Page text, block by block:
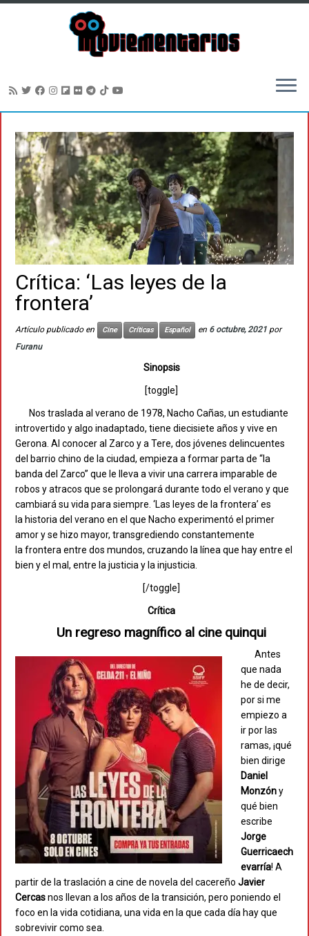
contenido
Crítica: ‘Las leyes de la
frontera’
Artículo publicado en Cine Críticas Español en 6 octubre, 2021 por
Furanu
Sinopsis
[toggle]
Nos traslada al verano de 1978, Nacho Cañas, un estudiante
introvertido y algo inadaptado, tiene diecisiete años y vive en
Gerona. Al conocer al Zarco y a Tere, dos jóvenes delincuentes
del barrio chino de la ciudad, empieza a formar parta de “la
banda del Zarco” que le lleva a vivir una carrera imparable de
robos y atracos que se prolongará durante todo el verano y que
cambiará su vida para siempre. ‘Las leyes de la frontera’ es
la historia del verano en el que Nacho experimentó el primer
amor y se hizo mayor, transgrediendo constantemente
la frontera entre dos mundos, cruzando la línea que hay entre el
bien y el mal, entre la justicia y la injusticia.
[/toggle]
Crítica
Un regreso magnífico al cine quinqui
Antes
que nada
he de decir,
por si me
empiezo a
ir por las
ramas, ¡qué
bien dirige
Daniel
Monzóny
qué bien
escribe
Jorge
Guerricaech
evarría! A
partir de la traslación a cine de novela del cacereño Javier
Cercasnos llevan a los años de la transición, pero poniendo el
foco en la vida cotidiana, una vida en la que cada día hay que
sobrevivir como sea.